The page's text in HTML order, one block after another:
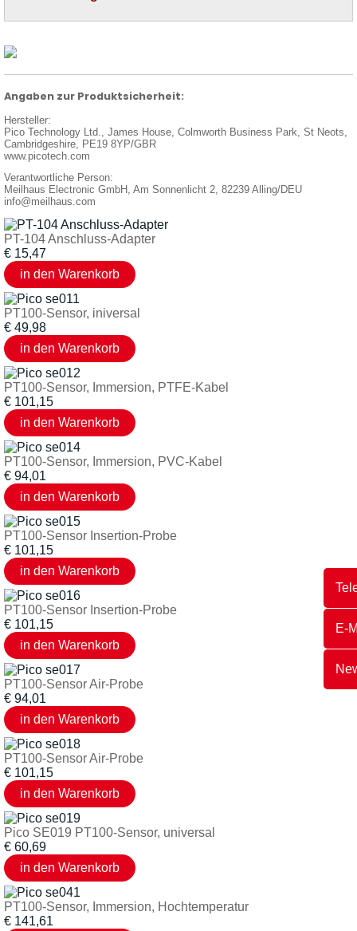
E-
Angaben zur Produktsicherheit:
Hersteller:
Pico Technology Ltd., James House, Colmworth Business Park, St Neots,
Cambridgeshire, PE19 8YP/GBR
www.picotech.com
Verantwortliche Person:
Meilhaus Electronic GmbH, Am Sonnenlicht 2, 82239 Alling/DEU
info@meilhaus.com
PT-104 Anschluss-Adapter
€ 15,47
PT100-Sensor, iniversal
€ 49,98
PT100-Sensor, Immersion, PTFE-Kabel
€ 101,15
PT100-Sensor, Immersion, PVC-Kabel
€ 94,01
PT100-Sensor Insertion-Probe
€ 101,15
PT100-Sensor Insertion-Probe
€ 101,15
PT100-Sensor Air-Probe
€ 94,01
PT100-Sensor Air-Probe
€ 101,15
Pico SE019 PT100-Sensor, universal
€ 60,69
PT100-Sensor, Immersion, Hochtemperatur
€ 141,61